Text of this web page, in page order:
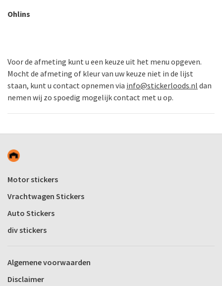
Ohlins
Voor de afmeting kunt u een keuze uit het menu opgeven.
Mocht de afmeting of kleur van uw keuze niet in de lijst
staan, kunt u contact opnemen via info@stickerloods.nl dan
nemen wij zo spoedig mogelijk contact met u op.
Motor stickers
Vrachtwagen Stickers
Auto Stickers
div stickers
Algemene voorwaarden
Disclaimer